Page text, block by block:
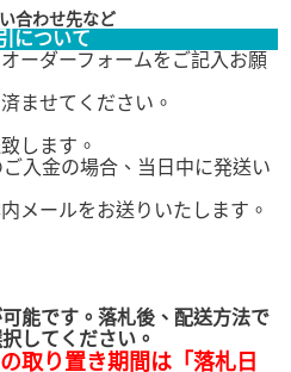
合わせ先など
について
ーダーフォームをご記入お願
ませてください。
します。
入金の場合、当日中に発送い
メールをお送りいたします。
能です。落札後、配送方法で
してください。
取り置き期間は「落札日